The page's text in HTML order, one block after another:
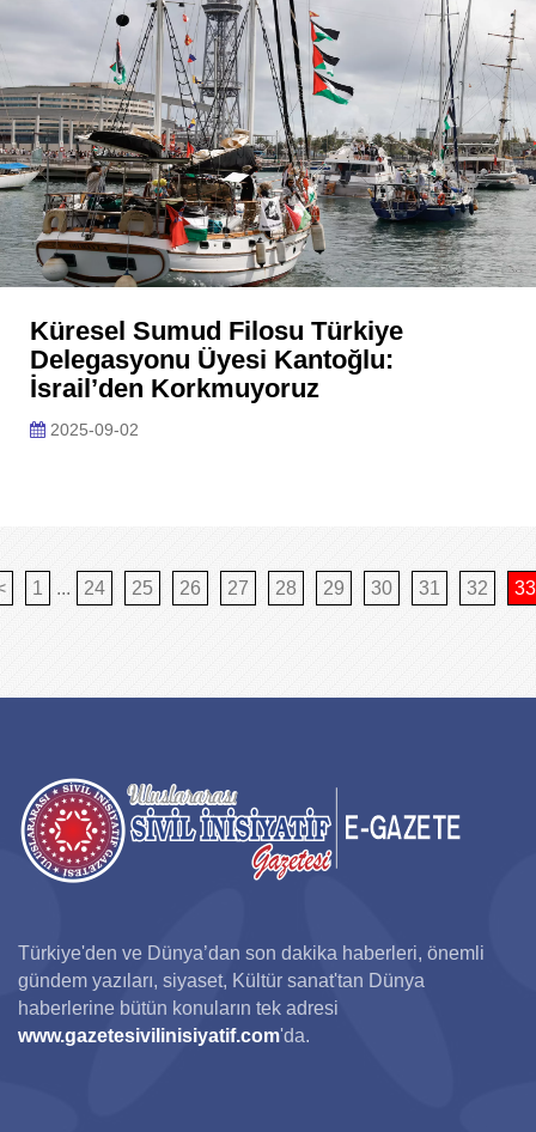
Küresel Sumud Filosu Türkiye
Delegasyonu Üyesi Kantoğlu:
İsrail’den Korkmuyoruz
2025-09-02
1 ... 24 25 26 27 28 29 30 31 32 33
Türkiye'den ve Dünya’dan son dakika haberleri, önemli
gündem yazıları, siyaset, Kültür sanat'tan Dünya
haberlerine bütün konuların tek adresi
www.gazetesivilinisiyatif.com'da.